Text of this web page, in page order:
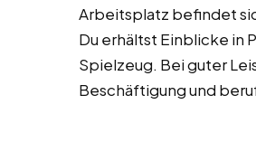
Arbeitsplatz befindet
Du erhältst Einblicke in
Spielzeug. Bei guter
Beschäftigung und